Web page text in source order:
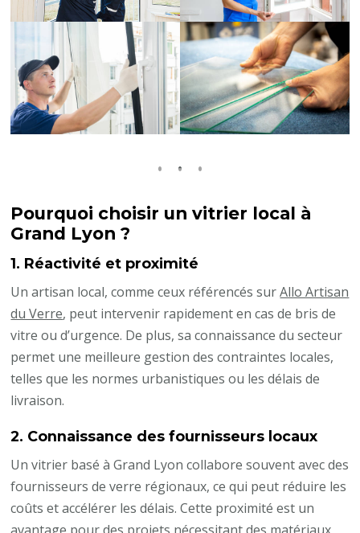
Pourquoi choisir un vitrier local à
Grand Lyon ?
1. Réactivité et proximité
Un artisan local, comme ceux référencés surAllo Artisan
du Verre, peut intervenir rapidement en cas de bris de
vitre ou d’urgence. De plus, sa connaissance du secteur
permet une meilleure gestion des contraintes locales,
telles que les normes urbanistiques ou les délais de
livraison.
2. Connaissance des fournisseurs locaux
Un vitrier basé à Grand Lyon collabore souvent avec des
fournisseurs de verre régionaux, ce qui peut réduire les
coûts et accélérer les délais. Cette proximité est un